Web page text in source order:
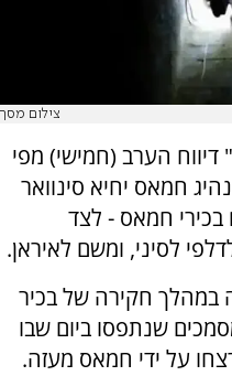
צילום מסך
דיווח הערב (חמישי) מפי
חמאס יחיא סינוואר
חמאס - לצד
לסיני, ומשם לאיראן.
במהלך חקירה של בכיר
שנתפסו ביום שבו
על ידי חמאס מעזה.